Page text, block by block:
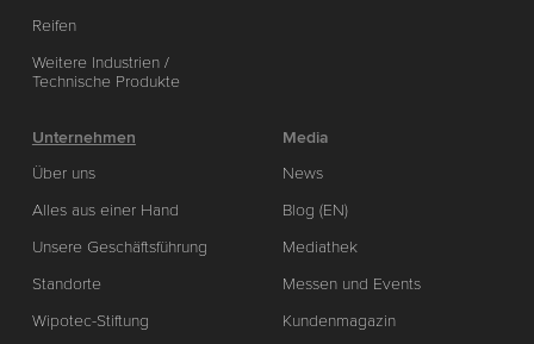
Reifen
Weitere Industrien /
Technische Produkte
Unternehmen
Über uns
Alles aus einer Hand
Unsere Geschäftsführung
Standorte
Wipotec-Stiftung
Media
News
Blog (EN)
Mediathek
Messen und Events
Kundenmagazin